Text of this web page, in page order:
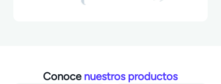
Conocenuestros productos